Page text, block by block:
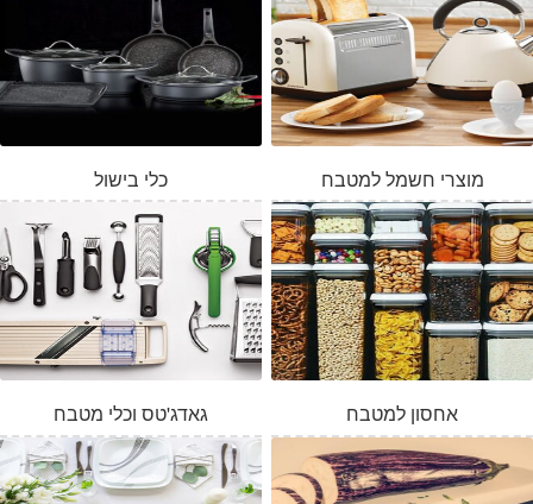
כלי בישול מוצרי חשמל למטבח
גאדג'טס וכלי מטבח אחסון למטבח